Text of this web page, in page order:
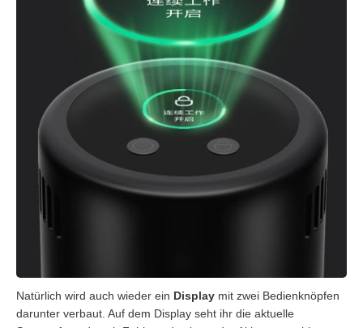
Natürlich wird auch wieder ein Display mit zwei Bedienknöpfen
darunter verbaut. Auf dem Display seht ihr die aktuelle